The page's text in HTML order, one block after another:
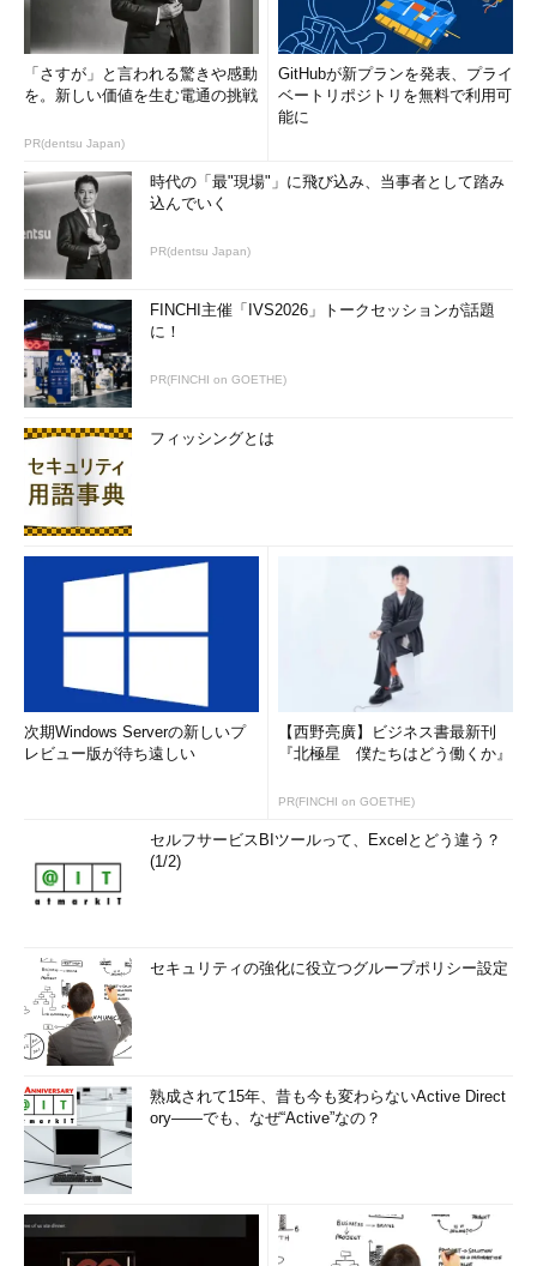
「さすが」と言われる驚きや感動
を。新しい価値を生む電通の挑戦
PR(dentsu Japan)
GitHubが新プランを発表、プライ
ベートリポジトリを無料で利用可
能に
時代の「最"現場"」に飛び込み、当事者として踏み
込んでいく
PR(dentsu Japan)
FINCHI主催「IVS2026」トークセッションが話題
に！
PR(FINCHI on GOETHE)
フィッシングとは
次期Windows Serverの新しいプ
レビュー版が待ち遠しい
【西野亮廣】ビジネス書最新刊
『北極星 僕たちはどう働くか』
PR(FINCHI on GOETHE)
セルフサービスBIツールって、Excelとどう違う？
(1/2)
セキュリティの強化に役立つグループポリシー設定
熟成されて15年、昔も今も変わらないActive Direct
ory――でも、なぜ“Active”なの？